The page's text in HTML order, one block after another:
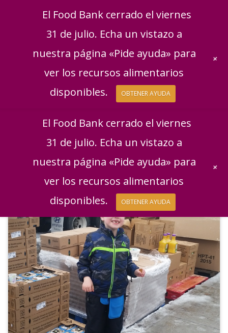
Español Consigue ayuda
El Food Bank cerrado el viernes
31 de julio. Echa un vistazo a
nuestra página «Pide ayuda» para
ver los recursos alimentarios
disponibles.
OBTENER AYUDA
+
El Food Bank cerrado el viernes
31 de julio. Echa un vistazo a
nuestra página «Pide ayuda» para
ver los recursos alimentarios
disponibles.
OBTENER AYUDA
+